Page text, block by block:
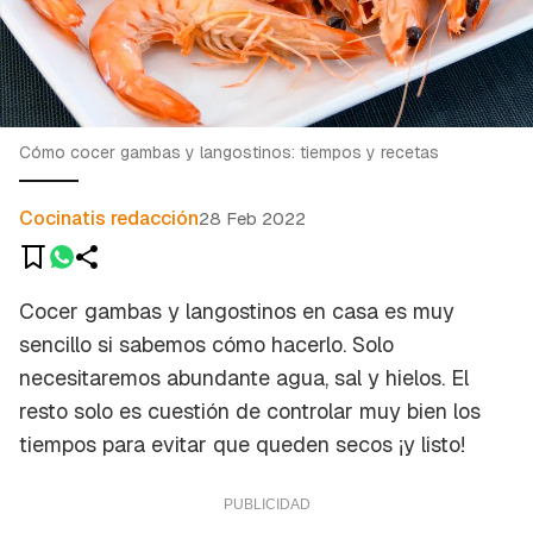
Cómo cocer gambas y langostinos: tiempos y recetas
Cocinatis redacción28 Feb 2022
Cocer gambas y langostinos en casa es muy
sencillo si sabemos cómo hacerlo. Solo
necesitaremos abundante agua, sal y hielos. El
resto solo es cuestión de controlar muy bien los
tiempos para evitar que queden secos ¡y listo!